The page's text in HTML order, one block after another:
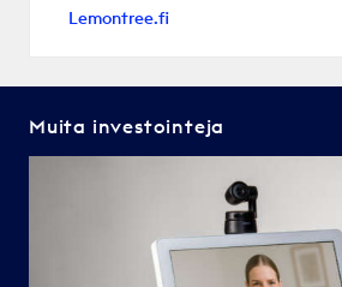
Lemontree.fi
Muita investointeja